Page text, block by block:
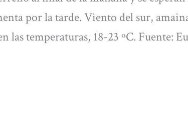
por la tarde. Viento del sur,
las temperaturas, 18-23 ºC. Fuente: